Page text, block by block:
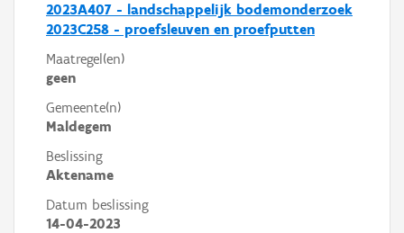
2023A407 - landschappelijk bodemonderzoek
2023C258 - proefsleuven en proefputten
Maatregel(en)
geen
Gemeente(n)
Maldegem
Beslissing
Aktename
Datum beslissing
14-04-2023